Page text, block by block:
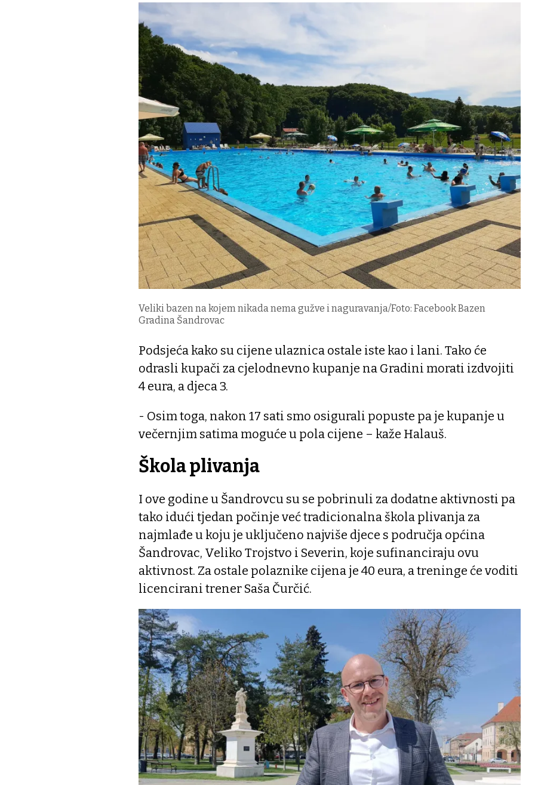
Veliki bazen na kojem nikada nema gužve i naguravanja/Foto: Facebook Bazen
Gradina Šandrovac
Podsjeća kako su cijene ulaznica ostale iste kao i lani. Tako će
odrasli kupači za cjelodnevno kupanje na Gradini morati izdvojiti
4 eura, a djeca 3.
- Osim toga, nakon 17 sati smo osigurali popuste pa je kupanje u
večernjim satima moguće u pola cijene – kaže Halauš.
Škola plivanja
I ove godine u Šandrovcu su se pobrinuli za dodatne aktivnosti pa
tako idući tjedan počinje već tradicionalna škola plivanja za
najmlađe u koju je uključeno najviše djece s područja općina
Šandrovac, Veliko Trojstvo i Severin, koje sufinanciraju ovu
aktivnost. Za ostale polaznike cijena je 40 eura, a treninge će voditi
licencirani trener Saša Čurčić.